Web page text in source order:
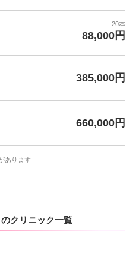
20本
88,000円
385,000円
660,000円
あります
クリニック一覧